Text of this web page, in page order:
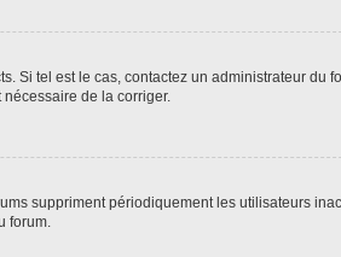
Si tel est le cas, contactez un administrateur du
de la corriger.
suppriment périodiquement les utilisateurs
forum.